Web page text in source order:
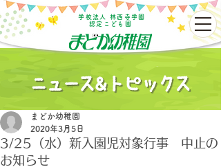
学校法人 林西寺学園
認定こども園
3/25（水）新入園児対象行事 中止の
お知らせ
まどか幼稚園
2020年3月5日